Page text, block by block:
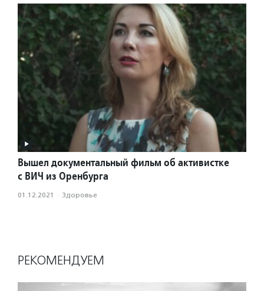
Вышел документальный фильм об активистке
с ВИЧ из Оренбурга
01.12.2021 · Здоровье
РЕКОМЕНДУЕМ